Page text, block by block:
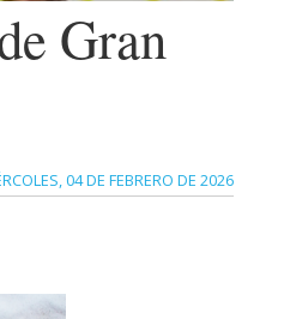
Gran
04 DE FEBRERO DE 2026